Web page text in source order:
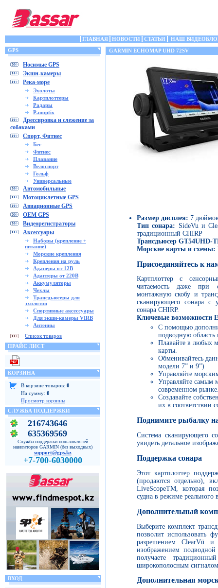
ГЛАВНАЯ НОВОСТИ СТАТЬИ
НАШ
GPS
Носимые GPS
Экшн-камеры
Река-море
Эхолоты
Картплоттеры
Радары
Panoptix
Дрессировка и слежение за
собаками
Спорт, Фитнес
Бег
Фитнес
Плавание
Велоспорт
Гольф
Универсальные
Автомобильные
Мотоциклетные GPS
Авиационные GPS
OEM GPS
Видеорегистраторы
Аксессуары
Наборы (крепление +
питание)
Морские крепления
Крепления на руль
Адаперы от 12В
Адаптеры от 220В
Аккумуляторы
Чехлы
Трансдьюсеры для
эхолотов
Спортивные аксессуары
Для экшн-камеры VIRB
Антенны
Список товаров
ПРАЙС ЛИСТ
КОРЗИНА
В корзине товаров: 0
На сумму: 0
Просмотр корзины
СЛУЖБА ПОДДЕРЖКИ
216743646
635369569
Служба поддержки пользователей
навигаторов GARMIN (без выходных)
support@gps.kz
+7-700-6030000
ВХОД
GARMIN ECHOMAP UHD 72SV
Размер дисплея: 7
Тип сонара: SideVu и
традиционный CHIRP
Трансдьюсер GT54UHD-
Морские карты и схемы:
Присоединяйтесь к
Картплоттер с
читаемость даже при
монтажную скобу и
сканирующего сонара с
сонара CHIRP.
Ключевые возможности
С помощью
подводную
Плавайте в любых
карты.
Обменивайтесь
модели 7” и 9”)
Управляйте
Управляйте самым
современном
Создавайте
их в соответствии
Поднимите рыбалку
Система сканирующего
увидеть детальное
Поддержка сонара
Этот картплоттер
(продаются отдельно),
LiveScopeTM, которая
судна в режиме реального
Дополнительный
Выберите комплект
позволит использовать
разрешением ClearVü и
изображением
получаете
широкополосным
Дополнительная